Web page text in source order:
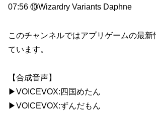
07:56 ⑩Wizardry Variants Daphne
このチャンネルではアプリゲームの最新
ています。
【合成音声】
▶VOICEVOX:四国めたん
▶VOICEVOX:ずんだもん